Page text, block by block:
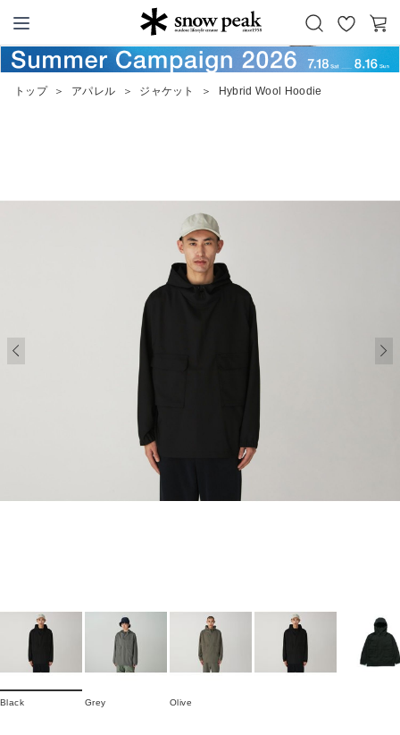
Snow Peak
お
気
カ
ー
トップ ＞ アパレル ＞ ジャケット ＞ Hybrid Wool Hoodie
Black Grey Olive